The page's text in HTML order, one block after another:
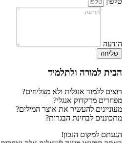
הודעה
שליחה
הבית למורה ולתלמיד
רוצים ללמוד אנגלית ולא מצליחים?
מפחדים מדקדוק אנגלי?
מעוניינים להעשיר את אוצר המילים?
מתכוננים לבחינת הבגרות?
הגעתם למקום הנכון!